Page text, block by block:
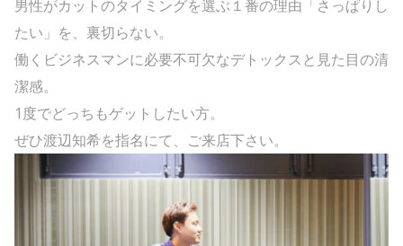
男性がカットのタイミングを選ぶ１番の理由「さっぱりし
たい」を、裏切らない。
働くビジネスマンに必要不可欠なデトックスと見た目の清
潔感。
1度でどっちもゲットしたい方。
ぜひ渡辺知希を指名にて、ご来店下さい。